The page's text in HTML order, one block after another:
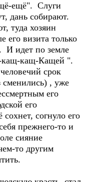
ещё". Слуги
дань собирают.
туда хозяин
его визита только
И идет по земле
кащ-кащ-Кащей ".
срок
сменились) , уже
его
его
согнуло его
прежнего-то и
сияние
то другим